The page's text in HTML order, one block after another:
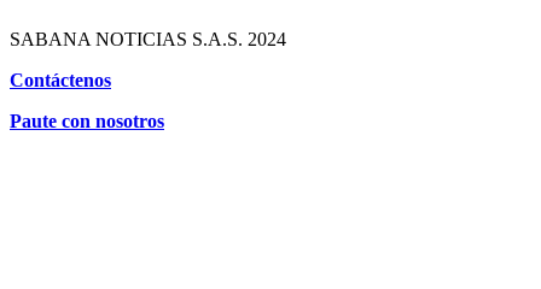
SABANA NOTICIAS S.A.S. 2024
Contáctenos
Paute con nosotros